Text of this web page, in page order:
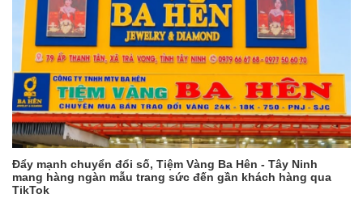
Đẩy mạnh chuyển đổi số, Tiệm Vàng Ba Hên - Tây Ninh
mang hàng ngàn mẫu trang sức đến gần khách hàng qua
TikTok